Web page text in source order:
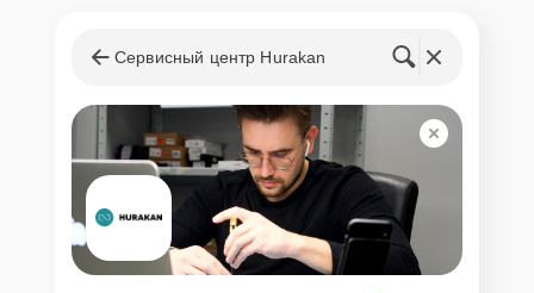
Сервисный центр Hurakan